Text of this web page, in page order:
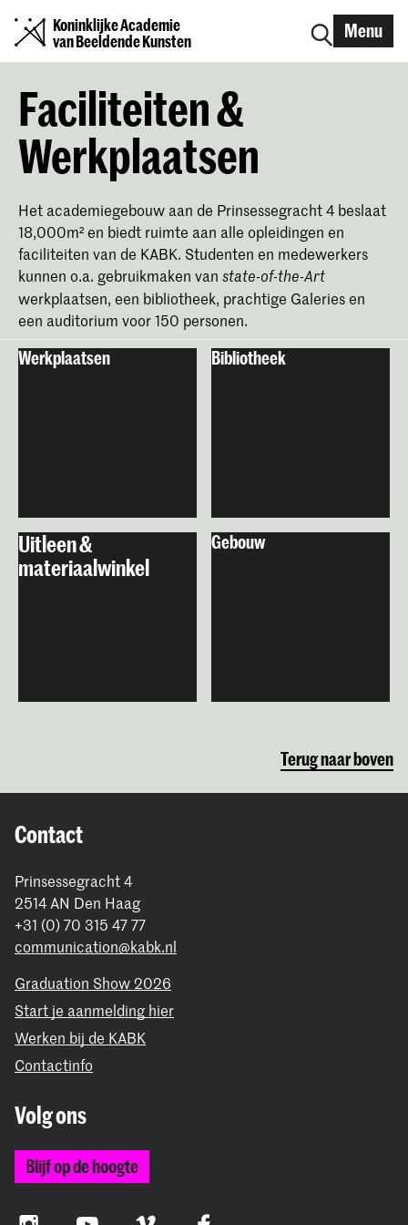
Koninklijke Academie
van Beeldende Kunsten
Menu
Faciliteiten &
Werkplaatsen
Het academiegebouw aan de Prinsessegracht 4 beslaat
18,000m² en biedt ruimte aan alle opleidingen en
faciliteiten van de KABK. Studenten en medewerkers
kunnen o.a. gebruikmaken van state-of-the-Art
werkplaatsen, een bibliotheek, prachtige Galeries en
een auditorium voor 150 personen.
Werkplaatsen Bibliotheek
Uitleen &
materiaalwinkel
Gebouw
Terug naar boven
Contact
Prinsessegracht 4
2514 AN Den Haag
+31 (0) 70 315 47 77
communication@kabk.nl
Graduation Show 2026
Start je aanmelding hier
Werken bij de KABK
Contactinfo
Volg ons
Blijf op de hoogte
InstagramYouTube Vimeo Facebook